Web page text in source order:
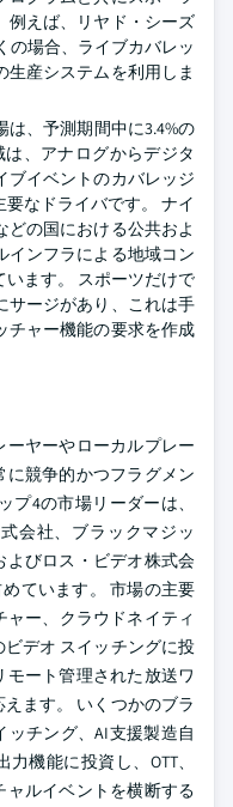
例えば、リヤド・シーズ
の場合、ライブカバレッ
産システムを利用しま
、予測期間中に3.4%の
は、アナログからデジタ
ブイベントのカバレッジ
なドライバです。 ナイ
の国における公共およ
インフラによる地域コン
ます。 スポーツだけで
サージがあり、これは手
チャー機能の要求を作成
ヤーやローカルプレー
競争的かつフラグメン
プ4の市場リーダーは、
会社、ブラックマジッ
よびロス・ビデオ株式会
ています。 市場の主要
ャー、クラウドネイティ
デオ スイッチングに投
ート管理された放送ワ
ます。 いくつかのブラ
ッチング、AI支援製造自
機能に投資し、OTT、
ャルイベントを横断する